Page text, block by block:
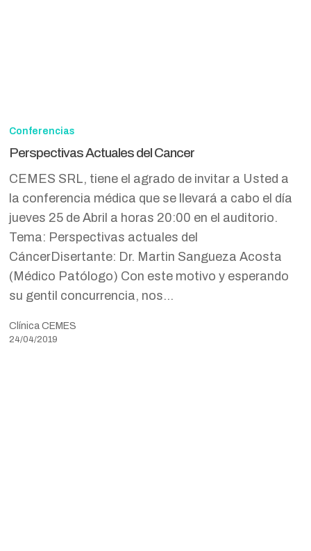
Actuales
Cancer
Conferencias
Perspectivas Actuales del Cancer
CEMES SRL, tiene el agrado de invitar a Usted a
la conferencia médica que se llevará a cabo el día
jueves 25 de Abril a horas 20:00 en el auditorio.
Tema: Perspectivas actuales del
CáncerDisertante: Dr. Martin Sangueza Acosta
(Médico Patólogo) Con este motivo y esperando
su gentil concurrencia, nos…
Clínica CEMES
24/04/2019